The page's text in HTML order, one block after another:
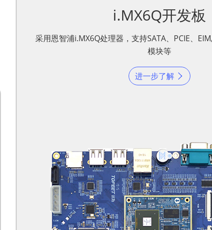
i.MX6Q开发板
采用恩智浦i.MX6Q处理器，支持SATA、PCIE、
模块等
进一步了解